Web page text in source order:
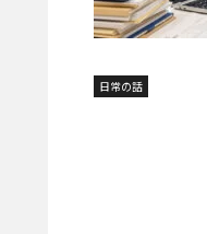
日常の話